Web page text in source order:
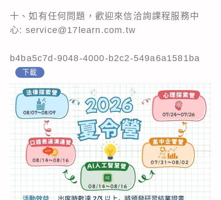
十、如有任何問題，歡迎來信洽詢課程服務中
心: service@17learn.com.tw
b4ba5c7d-9048-4000-b2c2-549a6a1581ba
下載